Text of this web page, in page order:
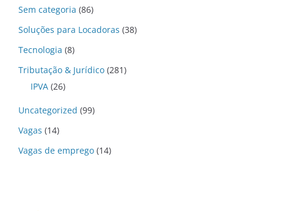
Sem categoria (86)
Soluções para Locadoras (38)
Tecnologia (8)
Tributação & Jurídico (281)
IPVA (26)
Uncategorized (99)
Vagas (14)
Vagas de emprego (14)